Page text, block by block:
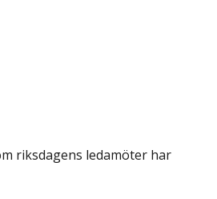
riksdagens ledamöter har